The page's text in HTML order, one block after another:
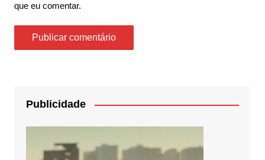
que eu comentar.
Publicidade